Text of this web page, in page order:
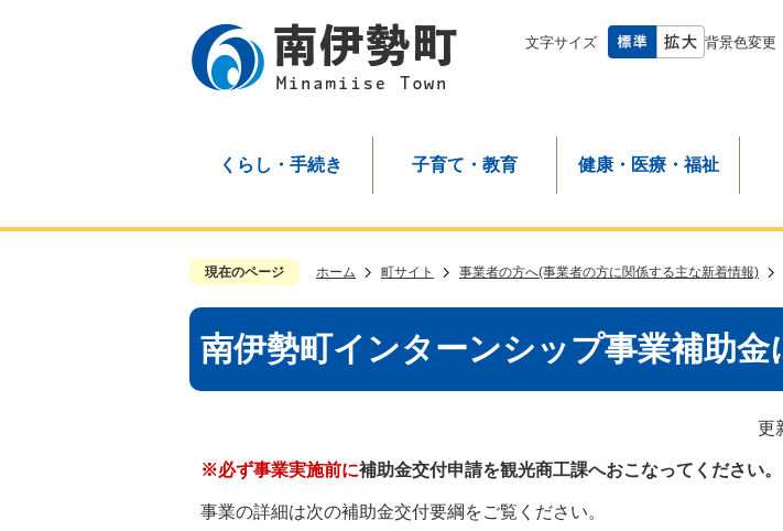
文字サイズ 背景色変更
くらし・手続き 子育て・教育 健康・医療・福祉
現在のページ ホーム 町サイト 事業者の方へ(事業者の方に関係する主な新着情報)
南伊勢町インターンシップ事業補助金
更
※必ず事業実施前に補助金交付申請を観光商工課へおこなってください。
事業の詳細は次の補助金交付要綱をご覧ください。